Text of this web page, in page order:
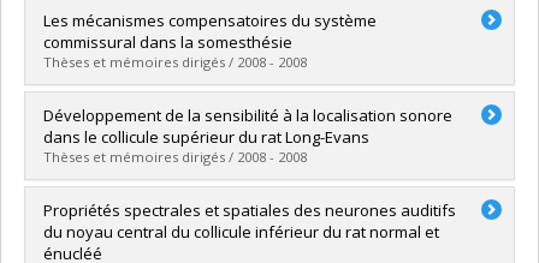
Graduate :Vachon-Presseau, Étienne
Cycle :Master's
Grade :M. Sc.
Lien vers le document dans Papyrus
Les mécanismes compensatoires du système
commissural dans la somesthésie
Thèses et mémoires dirigés / 2008 - 2008
Graduate :Duquette, Marco
Cycle :Doctoral
Grade :Ph. D.
Lien vers le document dans Papyrus
Développement de la sensibilité à la localisation sonore
dans le collicule supérieur du rat Long-Evans
Thèses et mémoires dirigés / 2008 - 2008
Graduate :Robert, Nadine
Cycle :Master's
Grade :
Propriétés spectrales et spatiales des neurones auditifs
du noyau central du collicule inférieur du rat normal et
énucléé